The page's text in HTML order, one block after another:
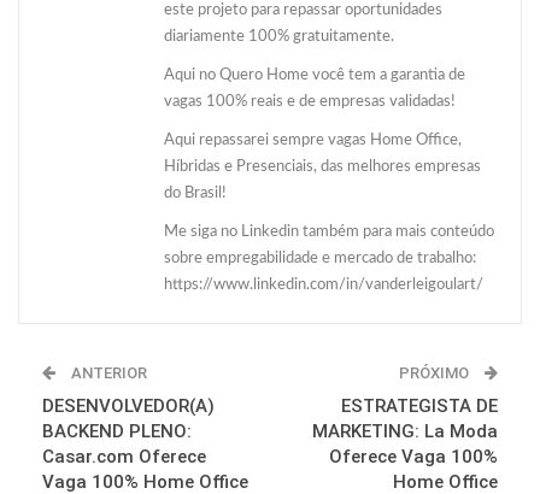
este projeto para repassar oportunidades
diariamente 100% gratuitamente.
Aqui no Quero Home você tem a garantia de
vagas 100% reais e de empresas validadas!
Aqui repassarei sempre vagas Home Office,
Híbridas e Presenciais, das melhores empresas
do Brasil!
Me siga no Linkedin também para mais conteúdo
sobre empregabilidade e mercado de trabalho:
https://www.linkedin.com/in/vanderleigoulart/
ANTERIOR
DESENVOLVEDOR(A)
BACKEND PLENO:
Casar.com Oferece
Vaga 100% Home Office
PRÓXIMO
ESTRATEGISTA DE
MARKETING: La Moda
Oferece Vaga 100%
Home Office